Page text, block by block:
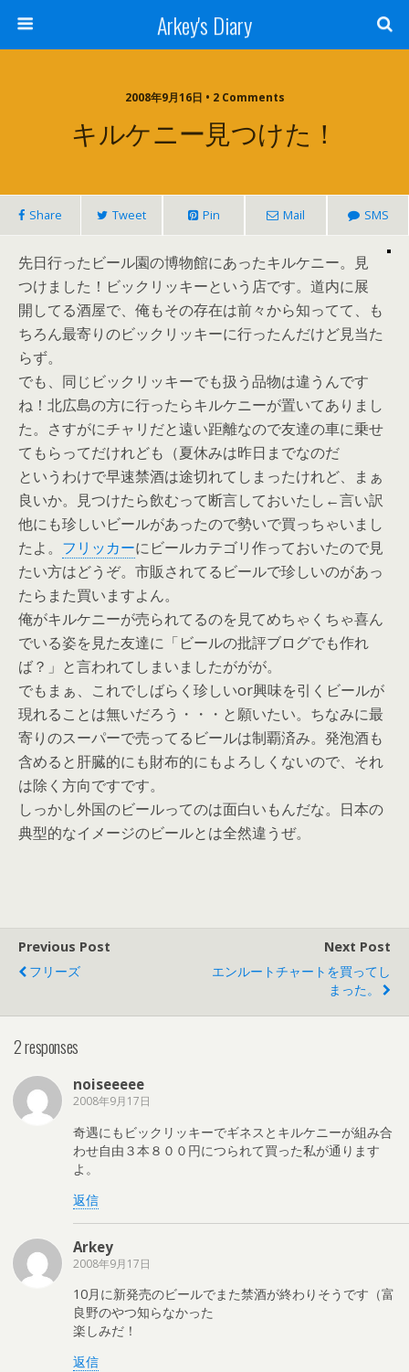
Arkey's Diary
2008年9月16日 • 2 Comments
キルケニー見つけた！
Share Tweet Pin Mail SMS
先日行ったビール園の博物館にあったキルケニー。見
つけました！ビックリッキーという店です。道内に展
開してる酒屋で、俺もその存在は前々から知ってて、も
ちろん最寄りのビックリッキーに行ったんだけど見当た
らず。
でも、同じビックリッキーでも扱う品物は違うんです
ね！北広島の方に行ったらキルケニーが置いてありまし
た。さすがにチャリだと遠い距離なので友達の車に乗せ
てもらってだけれども（夏休みは昨日までなのだ
というわけで早速禁酒は途切れてしまったけれど、まぁ
良いか。見つけたら飲むって断言しておいたし←言い訳
他にも珍しいビールがあったので勢いで買っちゃいまし
たよ。 フリッカーにビールカテゴリ作っておいたので見
たい方はどうぞ。市販されてるビールで珍しいのがあっ
たらまた買いますよん。
俺がキルケニーが売られてるのを見てめちゃくちゃ喜ん
でいる姿を見た友達に「ビールの批評ブログでも作れ
ば？」と言われてしまいましたががが。
でもまぁ、これでしばらく珍しいor興味を引くビールが
現れることは無いだろう・・・と願いたい。ちなみに最
寄りのスーパーで売ってるビールは制覇済み。発泡酒も
含めると肝臓的にも財布的にもよろしくないので、それ
は除く方向ですです。
しっかし外国のビールってのは面白いもんだな。日本の
典型的なイメージのビールとは全然違うぜ。
Previous Post
フリーズ
Next Post
エンルートチャートを買ってし
まった。
2 responses
noiseeeee
2008年9月17日
奇遇にもビックリッキーでギネスとキルケニーが組み合
わせ自由３本８００円につられて買った私が通ります
よ。
返信
Arkey
2008年9月17日
10月に新発売のビールでまた禁酒が終わりそうです（富
良野のやつ知らなかった
楽しみだ！
返信